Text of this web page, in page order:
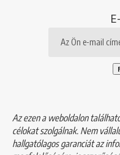
Az ezen a weboldalon
célokat szolgálnak. Nem
hallgatólagos garanciát az